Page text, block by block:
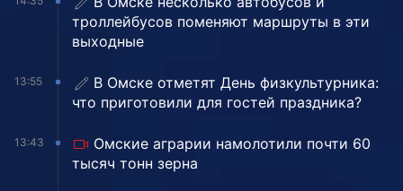
троллейбусов поменяют маршруты в эти
выходные
13:55
В Омске отметят День физкультурника:
что приготовили для гостей праздника?
13:43
Омские аграрии намолотили почти 60
тысяч тонн зерна